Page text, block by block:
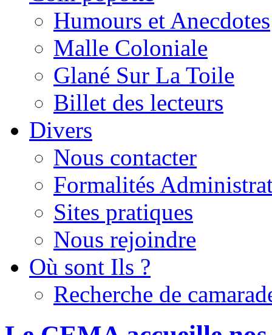
Humours et Anecdotes
Malle Coloniale
Glané Sur La Toile
Billet des lecteurs
Divers
Nous contacter
Formalités
Sites pratiques
Nous rejoindre
Où sont Ils ?
Recherche de